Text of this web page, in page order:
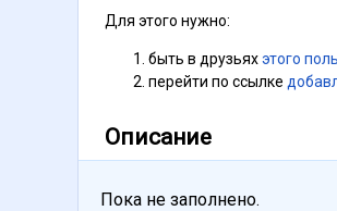
Для этого нужно:
быть в друзьяхэтого
перейти по ссылке
Описание
Пока не заполнено.